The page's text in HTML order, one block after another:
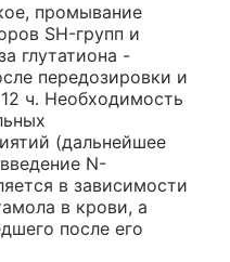
промывание
SH-групп и
глутатиона -
передозировки и
ч. Необходимость
(дальнейшее
N-
в зависимости
в крови, а
после его